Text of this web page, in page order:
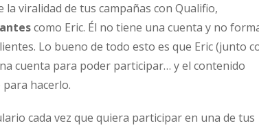
viralidad de tus campañas con Qualifio,
como Eric. Él no tiene una cuenta y no
Lo bueno de todo esto es que Eric (junto
cuenta para poder participar… y el contenido
hacerlo.
cada vez que quiera participar en una de tus